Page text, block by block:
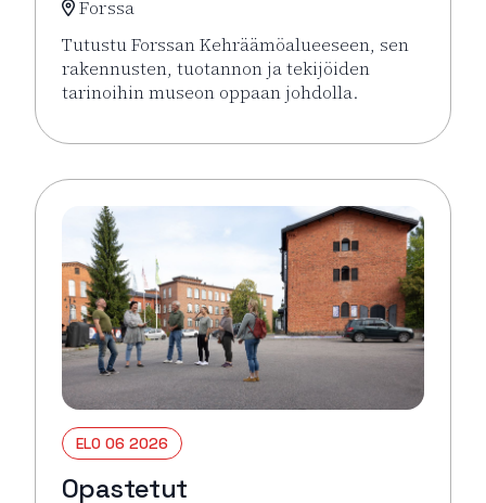
Forssa
Tutustu Forssan Kehräämöalueeseen, sen
rakennusten, tuotannon ja tekijöiden
tarinoihin museon oppaan johdolla.
Lue lisää tapahtumasta Opastetut
ELO 06 2026
Opastetut